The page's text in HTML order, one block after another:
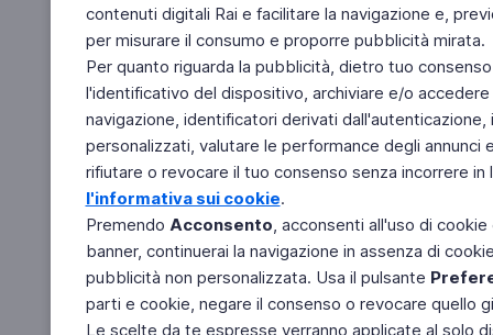
contenuti digitali Rai e facilitare la navigazione e,
per misurare il consumo e proporre pubblicità mirata.
Per quanto riguarda la pubblicità, dietro tuo
l'identificativo del dispositivo, archiviare e/o
navigazione, identificatori derivati
personalizzati, valutare le performance degli
rifiutare o revocare il tuo consenso senza incorrere
l'informativa sui cookie.
Premendo Acconsento, acconsenti all'uso di
banner, continuerai la navigazione in assenza di
pubblicità non personalizzata. Usa il pulsante
parti e cookie, negare il consenso o revocare quello
Le scelte da te espresse verranno applicate al solo